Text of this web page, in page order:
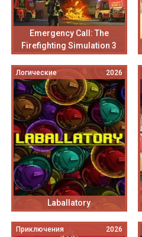
Emergency Call: The
Firefighting Simulation 3
Логические 2026
Laballatory
Приключения 2026